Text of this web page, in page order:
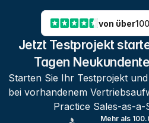
von über
Jetzt Testprojekt
Tagen
Starten Sie Ihr Testprojekt
bei vorhandenem
Practice Sales-as-
Mehr als